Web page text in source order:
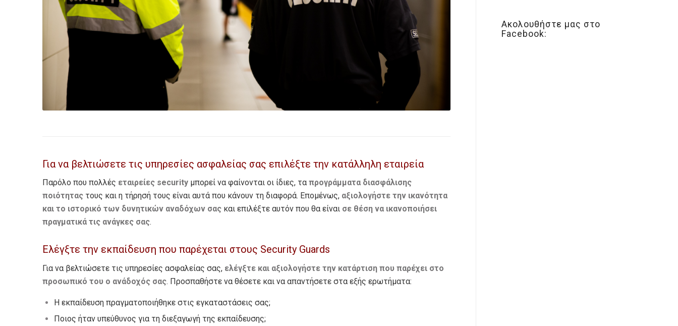
Για να βελτιώσετε τις υπηρεσίες ασφαλείας σας επιλέξτε την κατάλληλη εταιρεία
Παρόλο που πολλές εταιρείες securityμπορεί να φαίνονται οι ίδιες, τα προγράμματα διασφάλισης
ποιότηταςτους και η τήρησή τους είναι αυτά που κάνουν τη διαφορά. Επομένως, αξιολογήστε την ικανότητα
και το ιστορικό των δυνητικών αναδόχων σαςκαι επιλέξτε αυτόν που θα είναι σε θέση να ικανοποιήσει
πραγματικά τις ανάγκες σας.
Ελέγξτε την εκπαίδευση που παρέχεται στους Security Guards
Για να βελτιώσετε τις υπηρεσίες ασφαλείας σας, ελέγξτε και αξιολογήστε την κατάρτιση που παρέχει στο
προσωπικό του ο ανάδοχός σας. Προσπαθήστε να θέσετε και να απαντήσετε στα εξής ερωτήματα:
Η εκπαίδευση πραγματοποιήθηκε στις εγκαταστάσεις σας;
Ποιος ήταν υπεύθυνος για τη διεξαγωγή της εκπαίδευσης;
Ακολουθήστε μας στο
Facebook: